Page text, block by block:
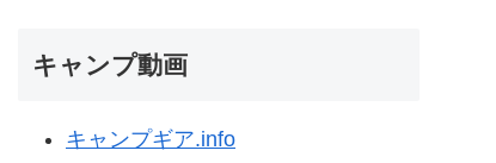
キャンプ動画
キャンプギア.info